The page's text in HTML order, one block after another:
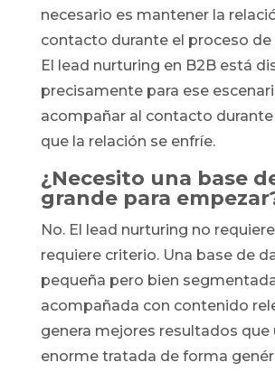
necesario es mantener la
contacto durante el proceso de
El lead nurturing en B2B está
precisamente para ese
acompañar al contacto
que la relación se enfríe.
¿Necesito una base
grande para
No. El lead nurturing no
requiere criterio. Una base de
pequeña pero bien
acompañada con contenido
genera mejores resultados que
enorme tratada de forma